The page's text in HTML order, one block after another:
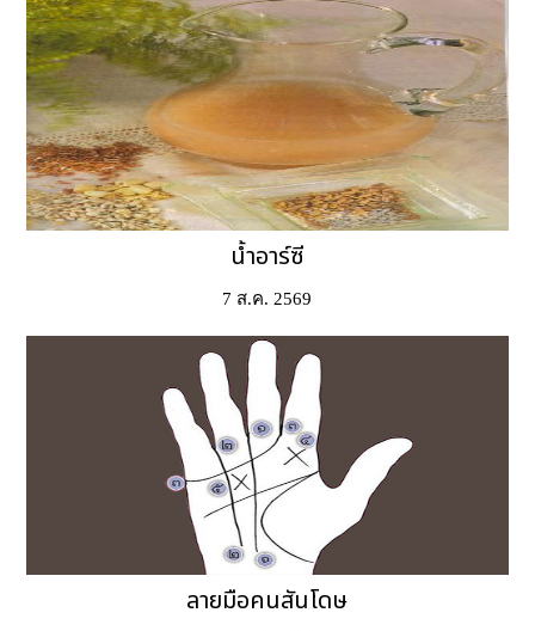
น้ำอาร์ซี
7 ส.ค. 2569
ลายมือคนสันโดษ